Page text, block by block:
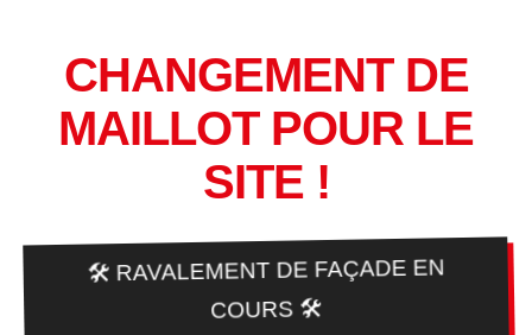
CHANGEMENT DE
MAILLOT POUR LE
SITE !
🛠️ RAVALEMENT DE FAÇADE EN
COURS 🛠️